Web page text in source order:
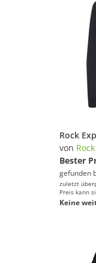
von
Bester
gefunden
zuletzt
Preis kann
Keine